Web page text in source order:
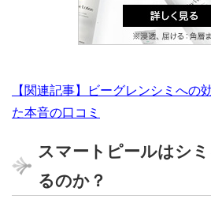
【関連記事】ビーグレンシミへの
た本音の口コミ
スマートピールはシ
るのか？